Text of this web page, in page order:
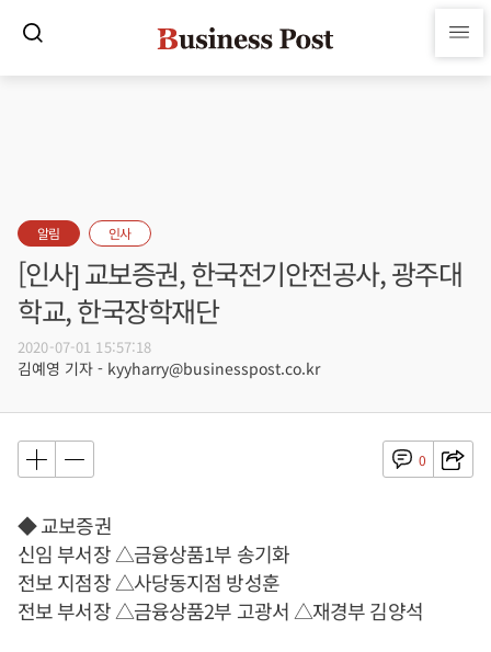
알림 인사
[인사] 교보증권, 한국전기안전공사, 광주대
학교, 한국장학재단
2020-07-01 15:57:18
김예영 기자 - kyyharry@businesspost.co.kr
0
◆ 교보증권
신임 부서장 △금융상품1부 송기화
전보 지점장 △사당동지점 방성훈
전보 부서장 △금융상품2부 고광서 △재경부 김양석